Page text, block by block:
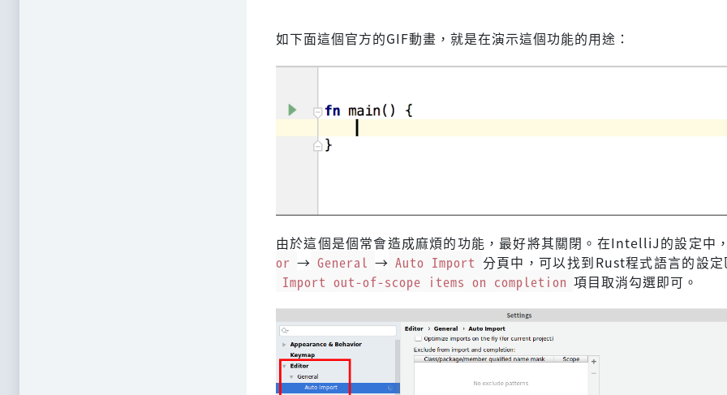
如下面這個官方的GIF動畫，就是在演示這個功能的用途：
由於這個是個常會造成麻煩的功能，最好將其關閉。在IntelliJ的設定中
or → General → Auto Import 分頁中，可以找到Rust程式語言的設
Import out-of-scope items on completion 項目取消勾選即可。